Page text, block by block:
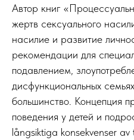
Автор книг
жертв сексуального
насилие и развитие
рекомендации для
подавлением,
дисфункциональных
большинство. Концепция
поведения у детей и
långsiktiga konsekvenser